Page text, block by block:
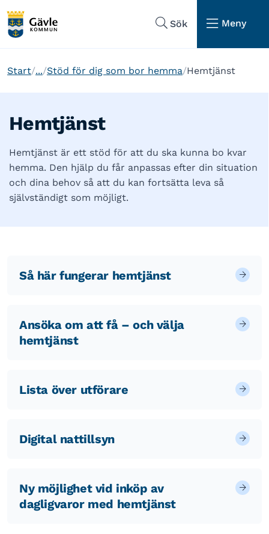
Sök
Meny
Start ... Stöd för dig som bor hemma Hemtjänst
Hemtjänst
Hemtjänst är ett stöd för att du ska kunna bo kvar
hemma. Den hjälp du får anpassas efter din situation
och dina behov så att du kan fortsätta leva så
självständigt som möjligt.
Så här fungerar hemtjänst
Ansöka om att få – och välja
hemtjänst
Lista över utförare
Digital nattillsyn
Ny möjlighet vid inköp av
dagligvaror med hemtjänst